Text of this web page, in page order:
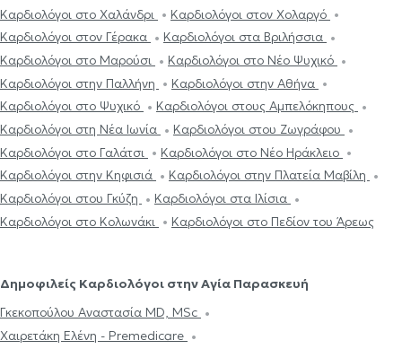
Καρδιολόγοι στο Χαλάνδρι
Καρδιολόγοι στον Χολαργό
Καρδιολόγοι στον Γέρακα
Καρδιολόγοι στα Βριλήσσια
Καρδιολόγοι στο Μαρούσι
Καρδιολόγοι στο Νέο Ψυχικό
Καρδιολόγοι στην Παλλήνη
Καρδιολόγοι στην Αθήνα
Καρδιολόγοι στο Ψυχικό
Καρδιολόγοι στους Αμπελόκηπους
Καρδιολόγοι στη Νέα Ιωνία
Καρδιολόγοι στου Ζωγράφου
Καρδιολόγοι στο Γαλάτσι
Καρδιολόγοι στο Νέο Ηράκλειο
Καρδιολόγοι στην Κηφισιά
Καρδιολόγοι στην Πλατεία Μαβίλη
Καρδιολόγοι στου Γκύζη
Καρδιολόγοι στα Ιλίσια
Καρδιολόγοι στο Κολωνάκι
Καρδιολόγοι στο Πεδίον του Άρεως
Δημοφιλείς Καρδιολόγοι στην Αγία Παρασκευή
Γκεκοπούλου Αναστασία MD, MSc
Χαιρετάκη Ελένη - Premedicare